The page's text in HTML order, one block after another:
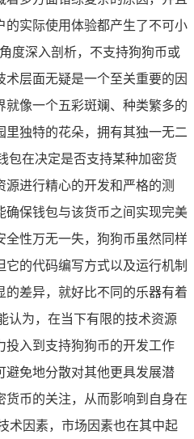
的实际使用体验都产生了不可小
度深入剖析，不支持狗狗币或
层面无疑是一个至关重要的因
像一个五彩斑斓、种类繁多的
里独特的花朵，拥有其独一无二
包在决定是否支持某种加密货
进行精心的开发和严格的测
确保钱包与该货币之间实现完美
全性万无一失，狗狗币虽然同样
的代码编写方式以及运行机制
的差异，就好比不同的乐器有着
认为，在当下有限的技术资源
投入到支持狗狗币的开发工作
避免地分散对其他更具发展潜
货币的关注，从而影响到自身在
术因素，市场因素也在其中起